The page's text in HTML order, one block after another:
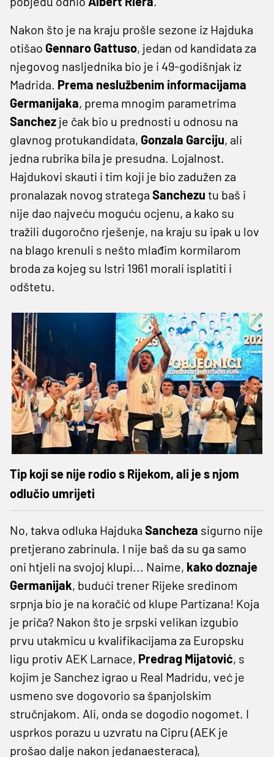
Nakon što je na kraju prošle sezone iz Hajduka
otišao Gennaro Gattuso, jedan od kandidata za
njegovog nasljednika bio je i 49-godišnjak iz
Madrida. Prema neslužbenim informacijama
Germanijaka, prema mnogim parametrima
Sanchez je čak bio u prednosti u odnosu na
glavnog protukandidata, Gonzala Garciju, ali
jedna rubrika bila je presudna. Lojalnost.
Hajdukovi skauti i tim koji je bio zadužen za
pronalazak novog stratega Sanchezu tu baš i
nije dao najveću moguću ocjenu, a kako su
tražili dugoročno rješenje, na kraju su ipak u lov
na blago krenuli s nešto mlađim kormilarom
broda za kojeg su Istri 1961 morali isplatiti i
odštetu.
Tip koji se nije rodio s Rijekom, ali je s njom
odlučio umrijeti
No, takva odluka Hajduka Sancheza sigurno nije
pretjerano zabrinula. I nije baš da su ga samo
oni htjeli na svojoj klupi... Naime, kako doznaje
Germanijak, budući trener Rijeke sredinom
srpnja bio je na koračić od klupe Partizana! Koja
je priča? Nakon što je srpski velikan izgubio
prvu utakmicu u kvalifikacijama za Europsku
ligu protiv AEK Larnace, Predrag Mijatović, s
kojim je Sanchez igrao u Real Madridu, već je
usmeno sve dogovorio sa španjolskim
stručnjakom. Ali, onda se dogodio nogomet. I
usprkos porazu u uzvratu na Cipru (AEK je
prošao dalje nakon jedanaesteraca),